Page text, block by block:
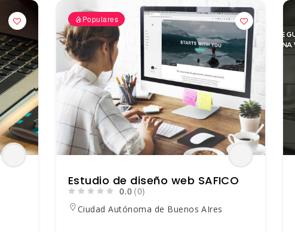
Populares
Estudio de diseño web SAFICO
0.0 (0)
Ciudad Autónoma de Buenos AIres